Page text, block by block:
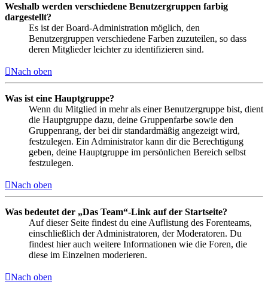
Weshalb werden verschiedene Benutzergruppen farbig
dargestellt?
Es ist der Board-Administration möglich, den
Benutzergruppen verschiedene Farben zuzuteilen, so dass
deren Mitglieder leichter zu identifizieren sind.
Nach oben
Was ist eine Hauptgruppe?
Wenn du Mitglied in mehr als einer Benutzergruppe bist, dient
die Hauptgruppe dazu, deine Gruppenfarbe sowie den
Gruppenrang, der bei dir standardmäßig angezeigt wird,
festzulegen. Ein Administrator kann dir die Berechtigung
geben, deine Hauptgruppe im persönlichen Bereich selbst
festzulegen.
Nach oben
Was bedeutet der „Das Team“-Link auf der Startseite?
Auf dieser Seite findest du eine Auflistung des Forenteams,
einschließlich der Administratoren, der Moderatoren. Du
findest hier auch weitere Informationen wie die Foren, die
diese im Einzelnen moderieren.
Nach oben